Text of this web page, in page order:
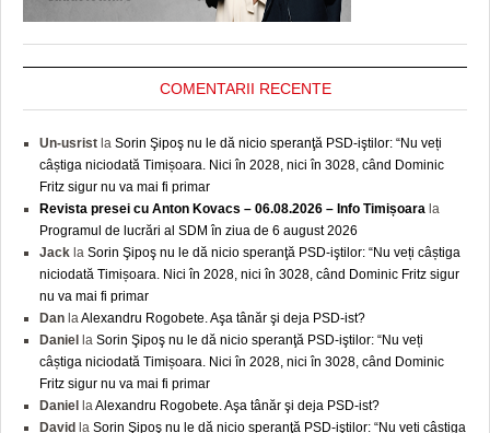
COMENTARII RECENTE
Un-usrist la Sorin Şipoş nu le dă nicio speranţă PSD-iştilor: “Nu veți
câștiga niciodată Timișoara. Nici în 2028, nici în 3028, când Dominic
Fritz sigur nu va mai fi primar
Revista presei cu Anton Kovacs – 06.08.2026 – Info Timișoara la
Programul de lucrări al SDM în ziua de 6 august 2026
Jack la Sorin Şipoş nu le dă nicio speranţă PSD-iştilor: “Nu veți câștiga
niciodată Timișoara. Nici în 2028, nici în 3028, când Dominic Fritz sigur
nu va mai fi primar
Dan laAlexandru Rogobete. Aşa tânăr şi deja PSD-ist?
Daniel
la Sorin Şipoş nu le dă nicio speranţă PSD-iştilor: “Nu veți
câștiga niciodată Timișoara. Nici în 2028, nici în 3028, când Dominic
Fritz sigur nu va mai fi primar
Daniel
laAlexandru Rogobete. Aşa tânăr şi deja PSD-ist?
David la Sorin Şipoş nu le dă nicio speranţă PSD-iştilor: “Nu veți câștiga